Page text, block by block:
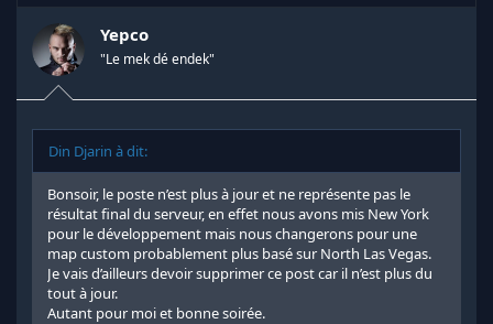
Yepco
"Le mek dé endek"
Din Djarin à dit:
Bonsoir, le poste n’est plus à jour et ne représente pas le
résultat final du serveur, en effet nous avons mis New York
pour le développement mais nous changerons pour une
map custom probablement plus basé sur North Las Vegas.
Je vais d’ailleurs devoir supprimer ce post car il n’est plus du
tout à jour.
Autant pour moi et bonne soirée.